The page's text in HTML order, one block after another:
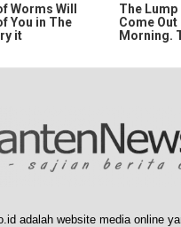
Worms Will
You in The
it
The Lump
Come Out
Morning.
adalah website media online